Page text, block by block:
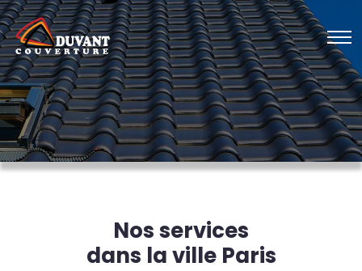
Nos services
dans la ville Paris